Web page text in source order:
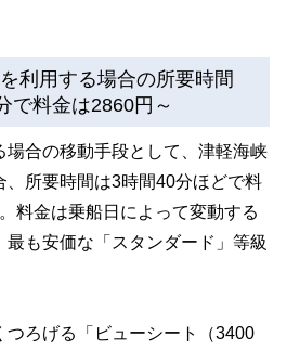
利用する場合の所要時間
で料金は2860円～
場合の移動手段として、津軽海峡
、所要時間は3時間40分ほどで料
料金は乗船日によって変動する
最も安価な「スタンダード」等級
つろげる「ビューシート（3400